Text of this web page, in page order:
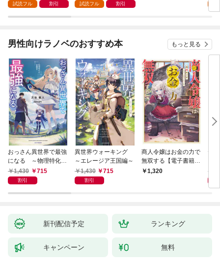
試読フル 割引 試読フル 割引
男性向けラノベのおすすめ本 もっと見る
おっさん異世界で最強
になる ～物理特化の
覚醒者～
1,430 715
割引
異世界ウォーキング
～エレージア王国編～
1,430
715
割引
商人令嬢はお金の力で
無双する【電子書籍限
定書き下ろしSS付
1,320
デ
新刊配信予定 ランキング
キャンペーン 無料